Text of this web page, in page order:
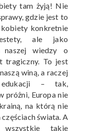
tam żyją! Nie
gdzie jest to
konkretnie
ale jako
naszej wiedzy o
tragiczny. To jest
winą, a raczej
edukacji – tak,
próżni, Europa nie
na którą nie
świata. A
wszystkie takie